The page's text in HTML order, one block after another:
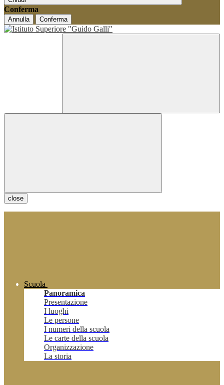
Conferma
Annulla Conferma
close
Scuola
Panoramica
Presentazione
I luoghi
Le persone
I numeri della scuola
Le carte della scuola
Organizzazione
La storia